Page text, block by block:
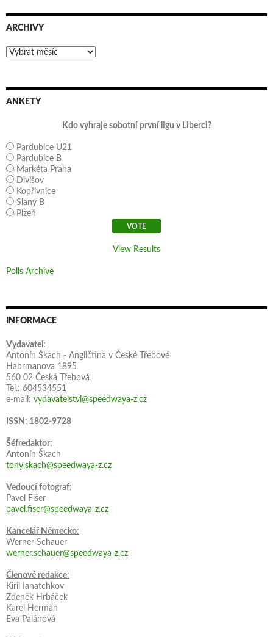
ARCHIVY
Archivy
ANKETY
Kdo vyhraje sobotní první ligu v Liberci?
Pardubice U21
Pardubice B
Markéta Praha
Divišov
Kopřivnice
Slaný B
Plzeň
View Results
Polls Archive
INFORMACE
Vydavatel:
Antonín Škach - Angličtina v České Třebové
Habrmanova 1895
560 02 Česká Třebová
Tel.: 604534551
e-mail: vydavatelstvi@speedwaya-z.cz
ISSN: 1802-9728
Šéfredaktor:
Antonín Škach
tony.skach@speedwaya-z.cz
Vedoucí fotograf:
Pavel Fišer
pavel.fiser@speedwaya-z.cz
Kancelář Německo:
Werner Schauer
werner.schauer@speedwaya-z.cz
Členové redakce:
Kiril Ianatchkov
Zdeněk Hrbáček
Karel Herman
Eva Palánová